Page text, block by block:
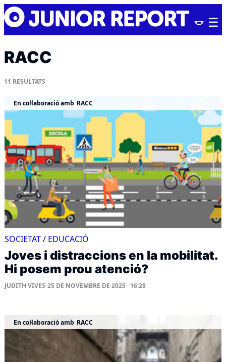
Skip
to
content
Junior
Report
RACC
11 RESULTATS
En col·laboració amb RACC
SOCIETAT/ EDUCACIÓ
Joves i distraccions en la mobilitat.
Hi posem prou atenció?
JUDITH VIVES 25 DE NOVEMBRE DE 2025 · 16:28
En col·laboració amb RACC